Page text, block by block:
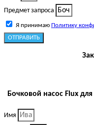
Предмет запроса
Я принимаю Политику
ОТПРАВИТЬ
Бочковой насос Flux
Имя